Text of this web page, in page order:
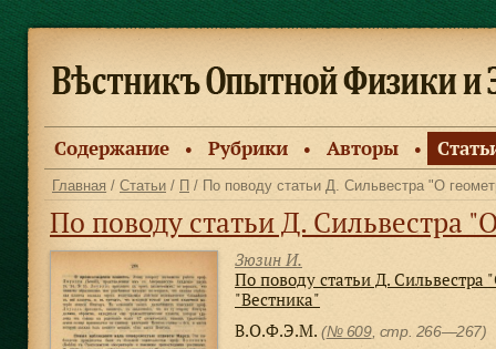
Содержание ● Рубрики ● Авторы ●
Главная / Статьи / П / По поводу статьи Д. Сильвестра "О
По поводу статьи Д. Сильвестра "О геометрическом
Зюзин И.
По поводу статьи Д.
"Вестника"
В.О.Ф.Э.М. (№ 609, стр. 266—267)